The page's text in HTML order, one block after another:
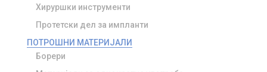
Хируршки инструменти
Протетски дел за импланти
ПОТРОШНИ МАТЕРИЈАЛИ
Борери